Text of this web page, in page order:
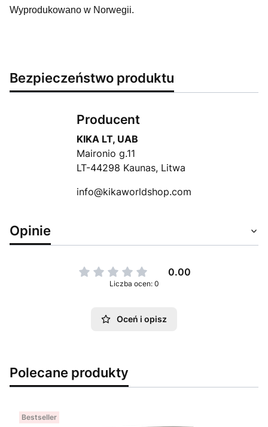
Wyprodukowano w Norwegii.
Bezpieczeństwo produktu
Producent
KIKA LT, UAB
Maironio g.11
LT-44298 Kaunas, Litwa
info@kikaworldshop.com
Opinie
0.00
Liczba ocen: 0
Oceń i opisz
Polecane produkty
Bestseller